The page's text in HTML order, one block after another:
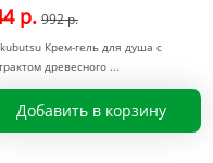
р. 992 р.
Крем-гель для душа с
древесного
Добавить в корзину